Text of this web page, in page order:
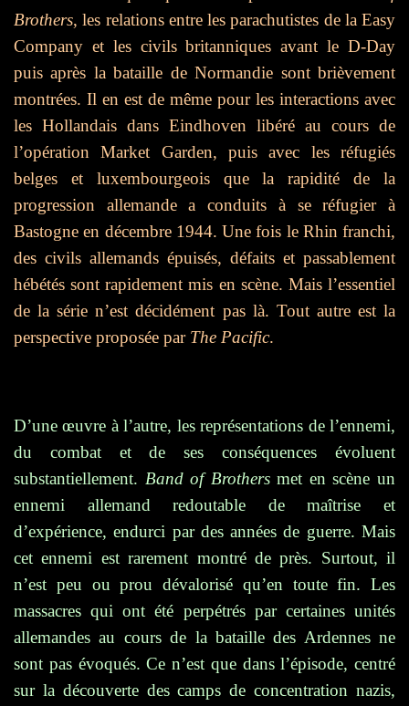
Brothers, les relations entre les parachutistes de la Easy
Company et les civils britanniques avant le D-Day
puis après la bataille de Normandie sont brièvement
montrées. Il en est de même pour les interactions avec
les Hollandais dans Eindhoven libéré au cours de
l’opération Market Garden, puis avec les réfugiés
belges et luxembourgeois que la rapidité de la
progression allemande a conduits à se réfugier à
Bastogne en décembre 1944. Une fois le Rhin franchi,
des civils allemands épuisés, défaits et passablement
hébétés sont rapidement mis en scène. Mais l’essentiel
de la série n’est décidément pas là. Tout autre est la
perspective proposée par The Pacific.
D’une œuvre à l’autre, les représentations de l’ennemi,
du combat et de ses conséquences évoluent
substantiellement. Band of Brothersmet en scène un
ennemi allemand redoutable de maîtrise et
d’expérience, endurci par des années de guerre. Mais
cet ennemi est rarement montré de près. Surtout, il
n’est peu ou prou dévalorisé qu’en toute fin. Les
massacres qui ont été perpétrés par certaines unités
allemandes au cours de la bataille des Ardennes ne
sont pas évoqués. Ce n’est que dans l’épisode, centré
sur la découverte des camps de concentration nazis,